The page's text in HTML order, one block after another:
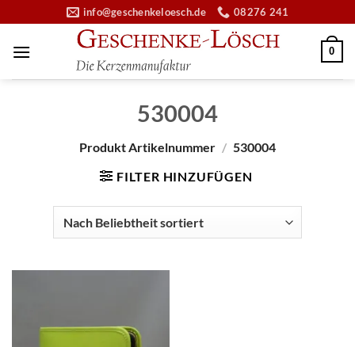
Inhalt
springen
info@geschenkeloesch.de 08276 241
0
530004
Produkt Artikelnummer / 530004
FILTER HINZUFÜGEN